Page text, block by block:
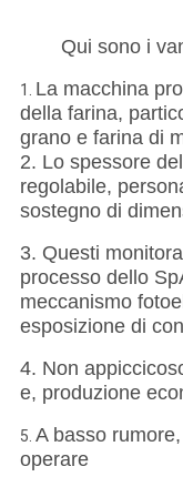
Qui sono i
1. La macchina
della farina,
grano e farina di
2. Lo spessore
regolabile,
sostegno di
3. Questi
processo dello
meccanismo
esposizione di
4. Non
e, produzione
5. A basso
operare